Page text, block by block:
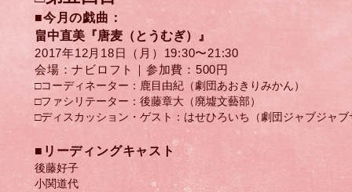
■今月の戯曲：
畠中直美 『唐麦（とうむぎ）』
2017年12月18日（月）​19:30〜21:30
会場：ナビロフト｜参加費：500円
□コーディネーター：鹿目由紀（劇団あおきりみかん）
□ファシリテーター：後藤章大（廃墟文藝部）
□ディスカッション・ゲスト：はせひろいち（劇団ジャブジャ
​■リーディングキャスト
後藤好子
小関道代